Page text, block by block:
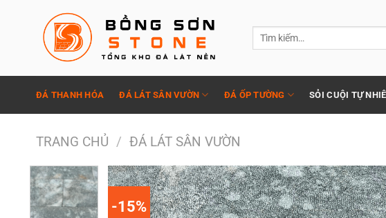
Tìm
ĐÁ THANH HÓA ĐÁ LÁT SÂN VƯỜN ĐÁ ỐP TƯỜNG SỎI CUỘI TỰ
TRANG CHỦ / ĐÁ LÁT SÂN VƯỜN
-15%